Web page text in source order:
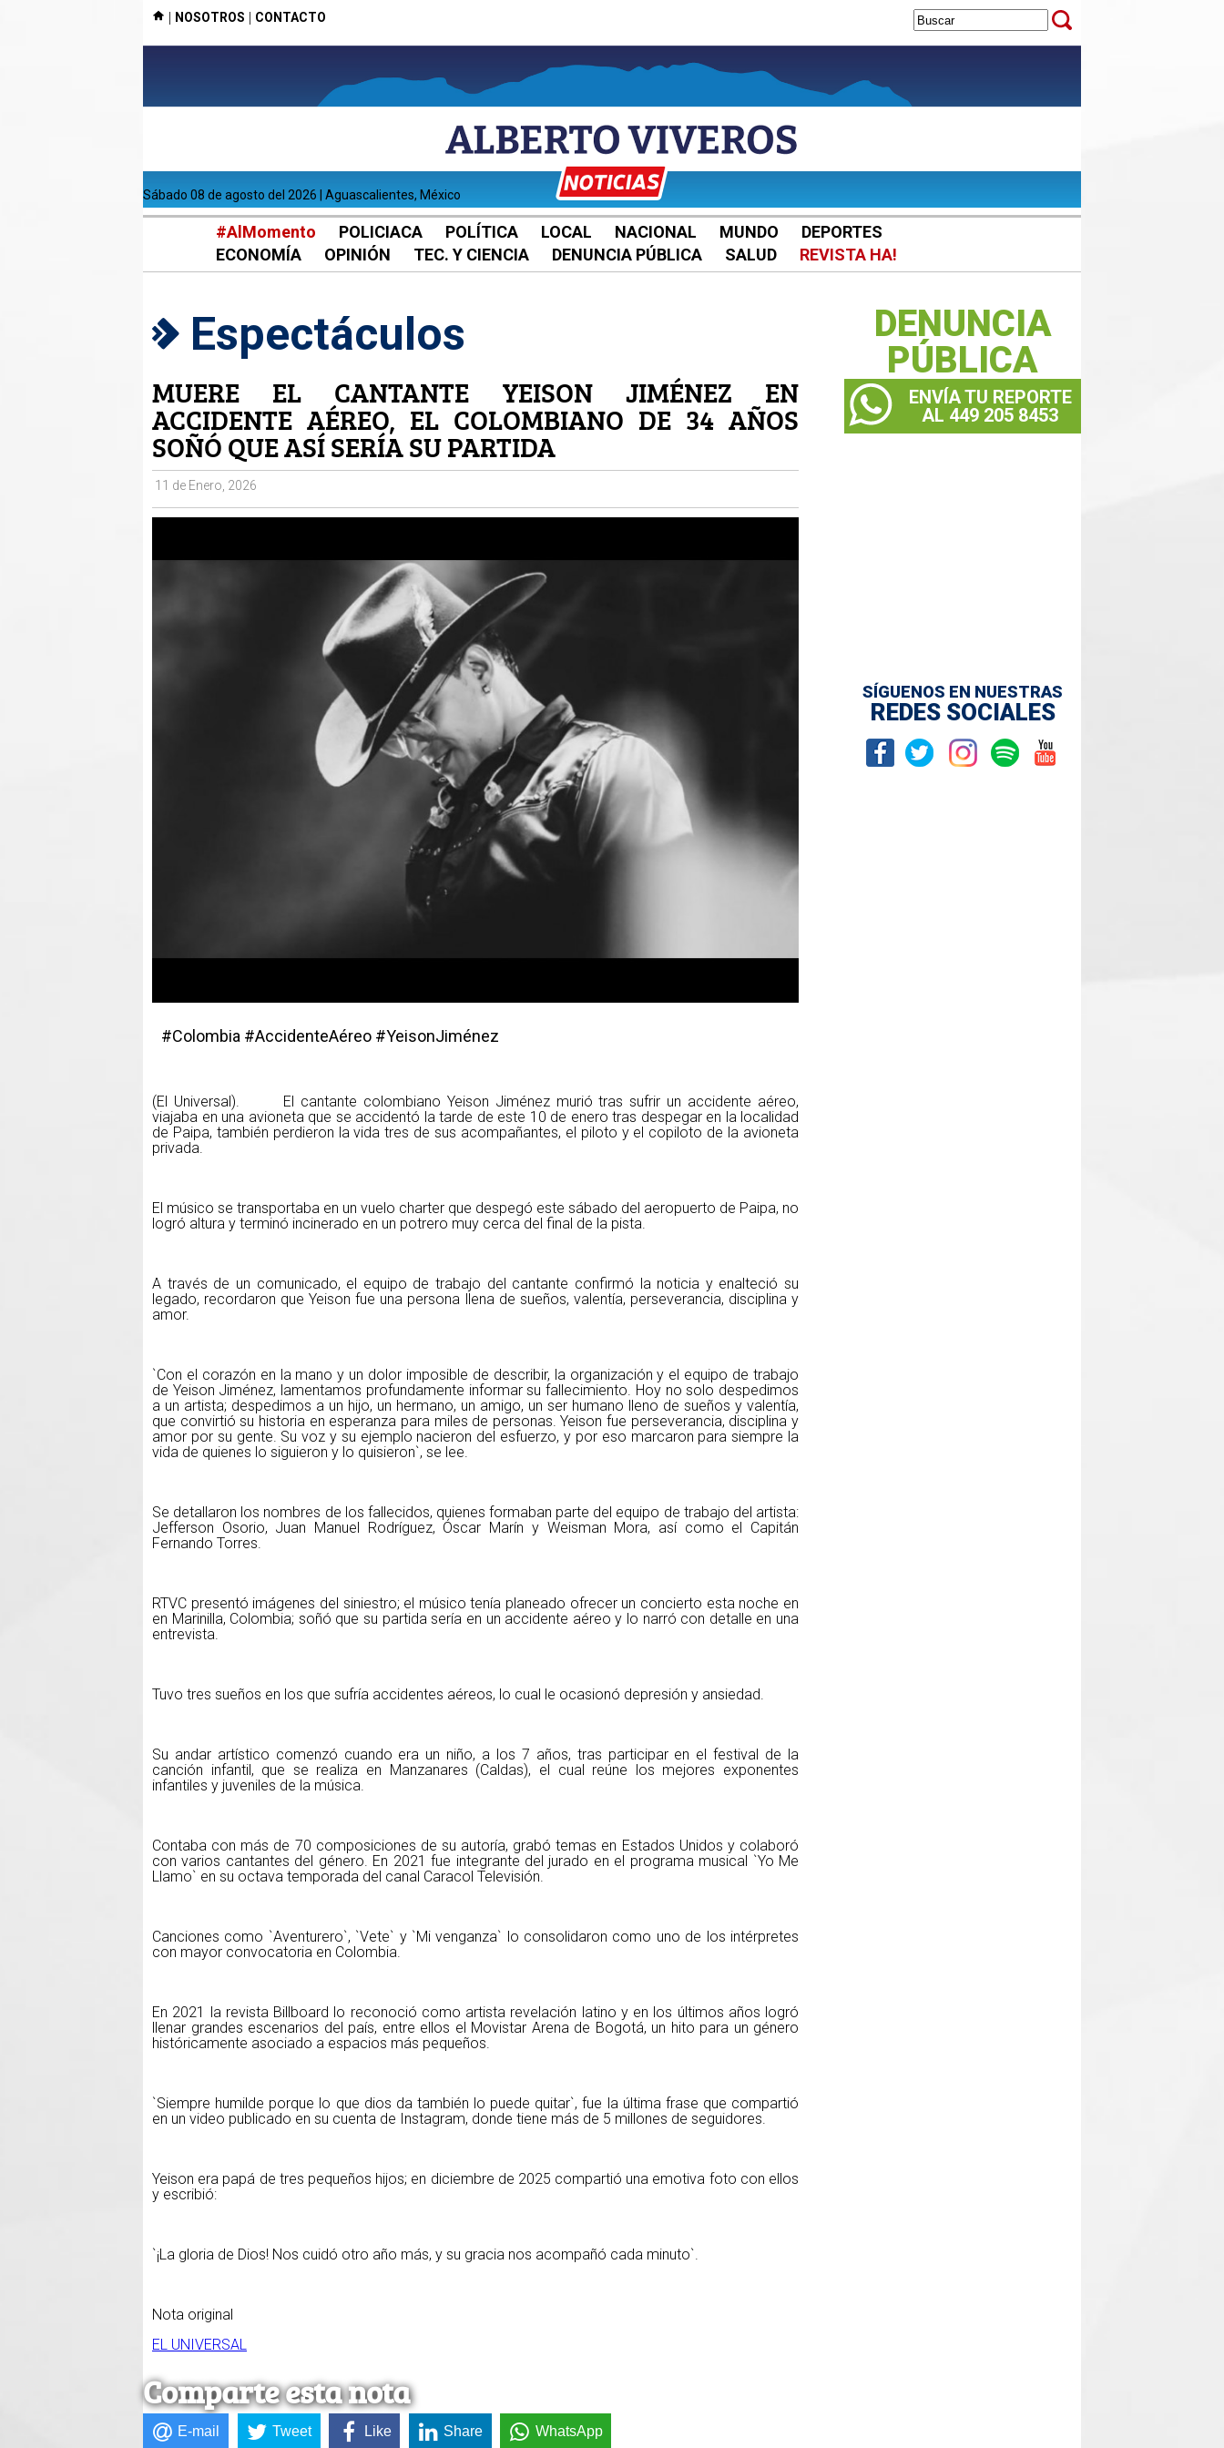
| NOSOTROS | CONTACTO
sábado 08 de agosto del 2026 | Aguascalientes, México
#AlMomento POLICIACA POLÍTICA LOCAL NACIONAL MUNDO
DEPORTES
ECONOMÍA
OPINIÓN TEC. Y CIENCIA DENUNCIA PÚBLICA SALUD REVISTA HA!
Espectáculos
MUERE EL CANTANTE YEISON JIMÉNEZ EN
ACCIDENTE AÉREO, EL COLOMBIANO DE 34 AÑOS
SOÑÓ QUE ASÍ SERÍA SU PARTIDA
11 de Enero, 2026
#Colombia #AccidenteAéreo #YeisonJiménez
(El Universal). El cantante colombiano Yeison Jiménez murió tras sufrir un accidente aéreo,
viajaba en una avioneta que se accidentó la tarde de este 10 de enero tras despegar en la localidad
de Paipa, también perdieron la vida tres de sus acompañantes, el piloto y el copiloto de la avioneta
privada.
El músico se transportaba en un vuelo charter que despegó este sábado del aeropuerto de Paipa, no
logró altura y terminó incinerado en un potrero muy cerca del final de la pista.
A través de un comunicado, el equipo de trabajo del cantante confirmó la noticia y enalteció su
legado, recordaron que Yeison fue una persona llena de sueños, valentía, perseverancia, disciplina y
amor.
`Con el corazón en la mano y un dolor imposible de describir, la organización y el equipo de trabajo
de Yeison Jiménez, lamentamos profundamente informar su fallecimiento. Hoy no solo despedimos
a un artista; despedimos a un hijo, un hermano, un amigo, un ser humano lleno de sueños y valentía,
que convirtió su historia en esperanza para miles de personas. Yeison fue perseverancia, disciplina y
amor por su gente. Su voz y su ejemplo nacieron del esfuerzo, y por eso marcaron para siempre la
vida de quienes lo siguieron y lo quisieron`, se lee.
Se detallaron los nombres de los fallecidos, quienes formaban parte del equipo de trabajo del artista:
Jefferson Osorio, Juan Manuel Rodríguez, Óscar Marín y Weisman Mora, así como el Capitán
Fernando Torres.
RTVC presentó imágenes del siniestro; el músico tenía planeado ofrecer un concierto esta noche en
en Marinilla, Colombia; soñó que su partida sería en un accidente aéreo y lo narró con detalle en una
entrevista.
Tuvo tres sueños en los que sufría accidentes aéreos, lo cual le ocasionó depresión y ansiedad.
Su andar artístico comenzó cuando era un niño, a los 7 años, tras participar en el festival de la
canción infantil, que se realiza en Manzanares (Caldas), el cual reúne los mejores exponentes
infantiles y juveniles de la música.
Contaba con más de 70 composiciones de su autoría, grabó temas en Estados Unidos y colaboró
con varios cantantes del género. En 2021 fue integrante del jurado en el programa musical `Yo Me
Llamo` en su octava temporada del canal Caracol Televisión.
Canciones como `Aventurero`, `Vete` y `Mi venganza` lo consolidaron como uno de los intérpretes
con mayor convocatoria en Colombia.
En 2021 la revista Billboard lo reconoció como artista revelación latino y en los últimos años logró
llenar grandes escenarios del país, entre ellos el Movistar Arena de Bogotá, un hito para un género
históricamente asociado a espacios más pequeños.
`Siempre humilde porque lo que dios da también lo puede quitar`, fue la última frase que compartió
en un video publicado en su cuenta de Instagram, donde tiene más de 5 millones de seguidores.
Yeison era papá de tres pequeños hijos; en diciembre de 2025 compartió una emotiva foto con ellos
y escribió:
`¡La gloria de Dios! Nos cuidó otro año más, y su gracia nos acompañó cada minuto`.
Nota original
EL UNIVERSAL
Comparte esta nota
E-mail Tweet Like Share WhatsApp
DENUNCIA
PÚBLICA
ENVÍA TU REPORTE
AL 449 205 8453
SÍGUENOS EN NUESTRAS
REDES SOCIALES